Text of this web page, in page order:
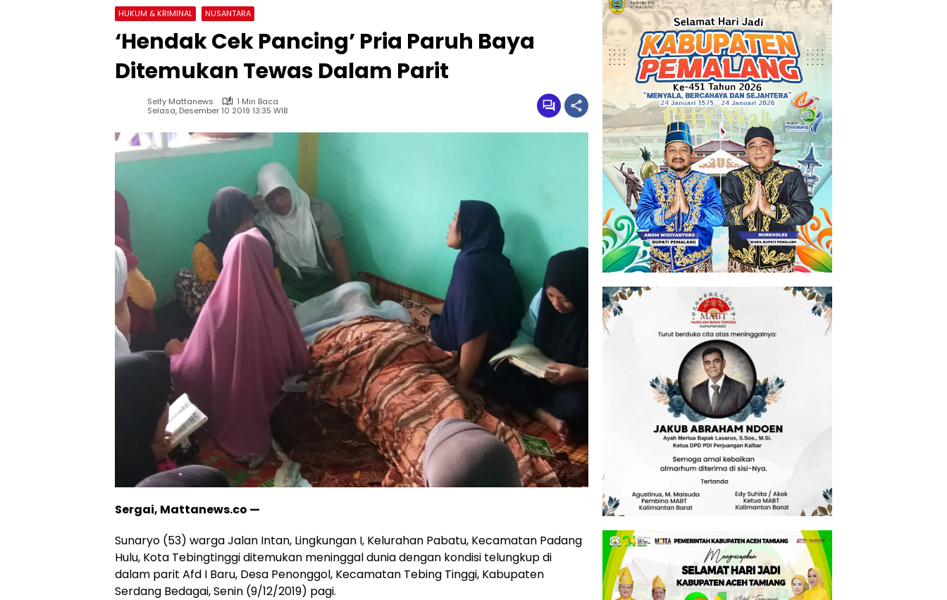
HUKUM & KRIMINAL NUSANTARA
‘Hendak Cek Pancing’ Pria Paruh Baya
Ditemukan Tewas Dalam Parit
Selfy Mattanews
1 Min Baca
Selasa, Desember 10 2019 13:35 WIB
Sergai, Mattanews.co —
Sunaryo (53) warga Jalan Intan, Lingkungan I, Kelurahan Pabatu, Kecamatan Padang
Hulu, Kota Tebingtinggi ditemukan meninggal dunia dengan kondisi telungkup di
dalam parit Afd I Baru, Desa Penonggol, Kecamatan Tebing Tinggi, Kabupaten
Serdang Bedagai, Senin (9/12/2019) pagi.